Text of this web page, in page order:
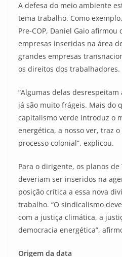
A defesa do meio ambiente
tema trabalho. Como
Pre-COP, Daniel Gaio afirmou
empresas inseridas na área
grandes empresas
os direitos dos trabalhadores.
“Algumas delas
já são muito frágeis. Mais do
capitalismo verde introduz o
energética, a nosso ver, traz
processo colonial”, explicou.
Para o dirigente, os planos de
deveriam ser inseridos na
posição crítica a essa nova
trabalho. “O sindicalismo
com a justiça climática, a
democracia energética”,
Origem da data